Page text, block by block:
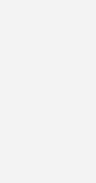
Kli­ma­lö­sun­gen
Technik, sondern